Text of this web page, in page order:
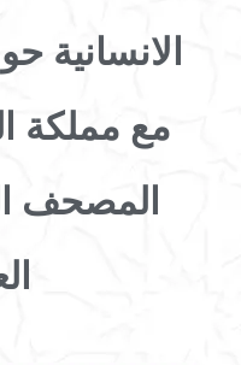
الانسانية
مع مملكة
المصحف